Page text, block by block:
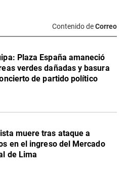
Contenido deCorreo
Plaza España amaneció
verdes dañadas y basura
de partido político
muere tras ataque a
en el ingreso del Mercado
de Lima